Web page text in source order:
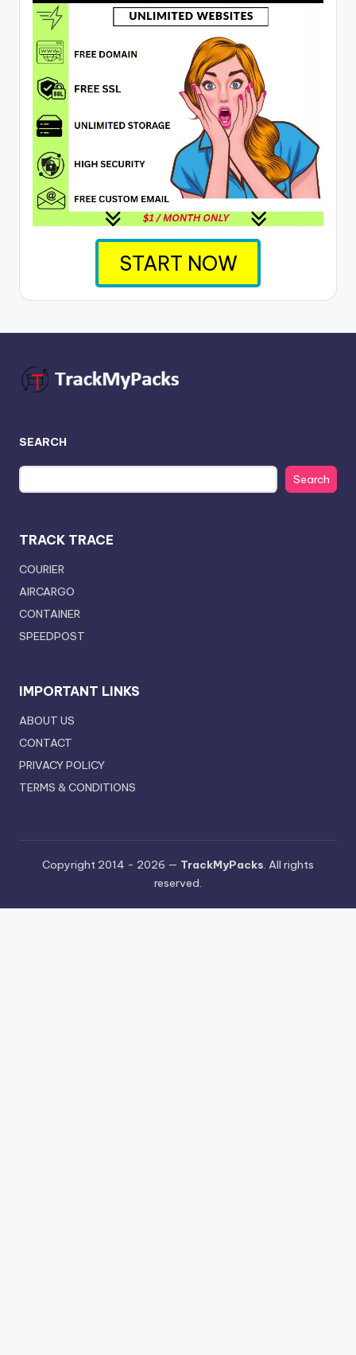
START NOW
SEARCH
Search
TRACK TRACE
COURIER
AIRCARGO
CONTAINER
SPEEDPOST
IMPORTANT LINKS
ABOUT US
CONTACT
PRIVACY POLICY
TERMS & CONDITIONS
Copyright 2014 - 2026 — TrackMyPacks. All rights
reserved.